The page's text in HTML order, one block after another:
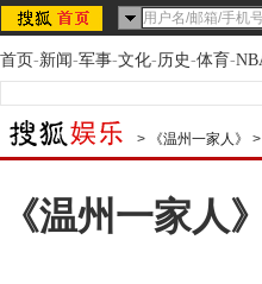
首页-新闻-军事-文化-历史-体育-
> 《温州一家人》 >
《温州一家人